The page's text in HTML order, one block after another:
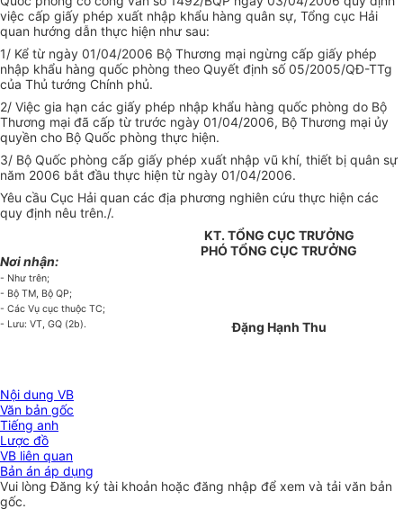
việc cấp giấy phép xuất nhập khẩu hàng quân sự, Tổng cục Hải
quan hướng dẫn thực hiện như sau:
1/ Kể từ ngày 01/04/2006 Bộ Thương mại ngừng cấp giấy phép
nhập khẩu hàng quốc phòng theo Quyết định số 05/2005/QĐ-TTg
của Thủ tướng Chính phủ.
2/ Việc gia hạn các giấy phép nhập khẩu hàng quốc phòng do Bộ
Thương mại đã cấp từ trước ngày 01/04/2006, Bộ Thương mại ủy
quyền cho Bộ Quốc phòng thực hiện.
3/ Bộ Quốc phòng cấp giấy phép xuất nhập vũ khí, thiết bị quân sự
năm 2006 bắt đầu thực hiện từ ngày 01/04/2006.
Yêu cầu Cục Hải quan các địa phương nghiên cứu thực hiện các
quy định nêu trên./.
Nơi nhận:
- Như trên;
- Bộ TM, Bộ QP;
- Các Vụ cục thuộc TC;
- Lưu: VT, GQ (2b).
KT. TỔNG CỤC TRƯỞNG
PHÓ TỔNG CỤC TRƯỞNG
Đặng Hạnh Thu
Nội dung VB
Văn bản gốc
Tiếng anh
Lược đồ
VB liên quan
Bản án áp dụng
Vui lòngĐăng ký tài khoản hoặc đăng nhập để xem và tải văn bản
gốc.